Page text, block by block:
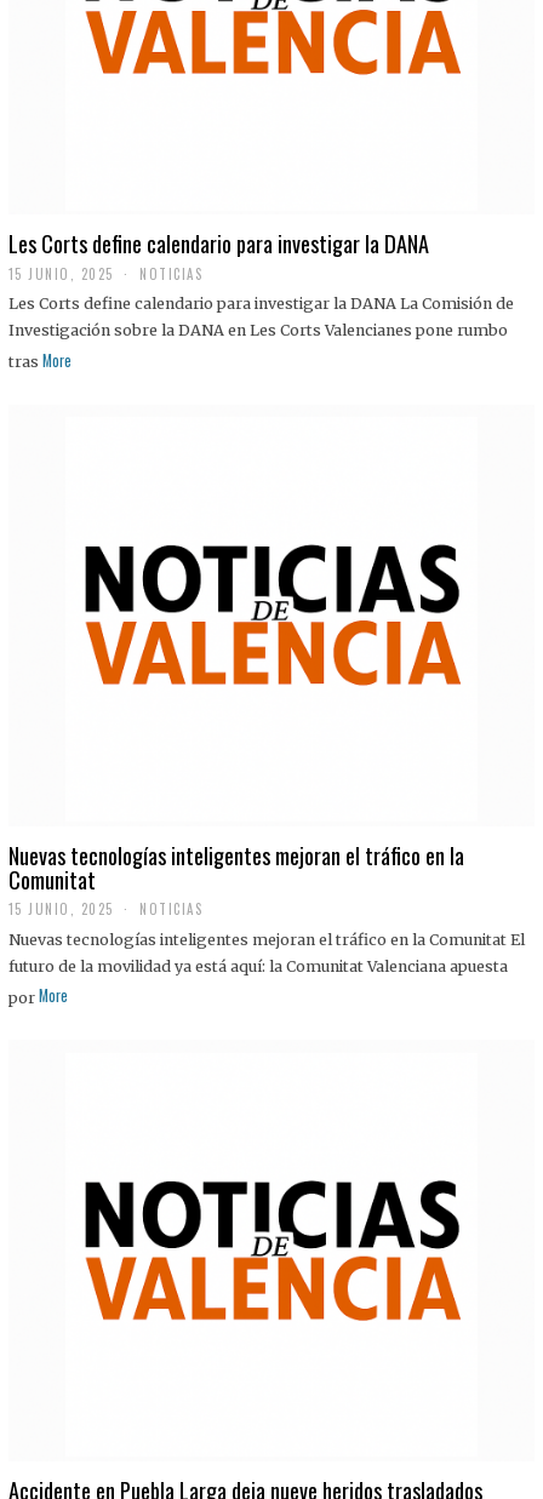
Les Corts define calendario para investigar la DANA
15 JUNIO, 2025 NOTICIAS
Les Corts define calendario para investigar la DANA La Comisión de
Investigación sobre la DANA en Les Corts Valencianes pone rumbo
tras More
Nuevas tecnologías inteligentes mejoran el tráfico en la
Comunitat
15 JUNIO, 2025 NOTICIAS
Nuevas tecnologías inteligentes mejoran el tráfico en la Comunitat El
futuro de la movilidad ya está aquí: la Comunitat Valenciana apuesta
por More
Accidente en Puebla Larga deja nueve heridos trasladados